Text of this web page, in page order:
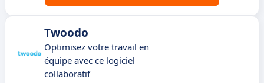
Twoodo
Optimisez votre travail en
équipe avec ce logiciel
collaboratif